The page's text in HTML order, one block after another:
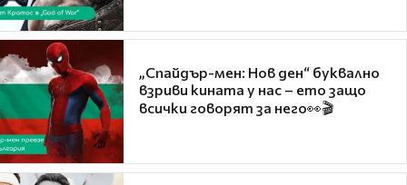
„Спайдър-мен: Нов ден“ буквално
взриви кината у нас – ето защо
всички говорят за него👀🎬